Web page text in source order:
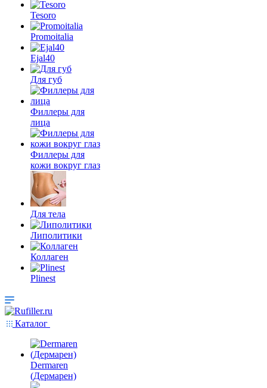
Tesoro
Promoitalia
Ejal40
Для губ
Филлеры для
лица
Филлеры для
кожи вокруг глаз
Для тела
Липолитики
Коллаген
Plinest
Каталог
Dermaren
(Дермарен)